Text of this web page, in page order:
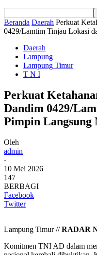
Beranda Daerah Perkuat
0429/Lamtim Tinjau Lokasi
Daerah
Lampung
Lampung Timur
T N I
Perkuat
Dandim 0429/
Pimpin Langsung
Oleh
admin
-
10 Mei 2026
147
BERBAGI
Facebook
Twitter
Lampung Timur //RADAR
Komitmen TNI AD dalam